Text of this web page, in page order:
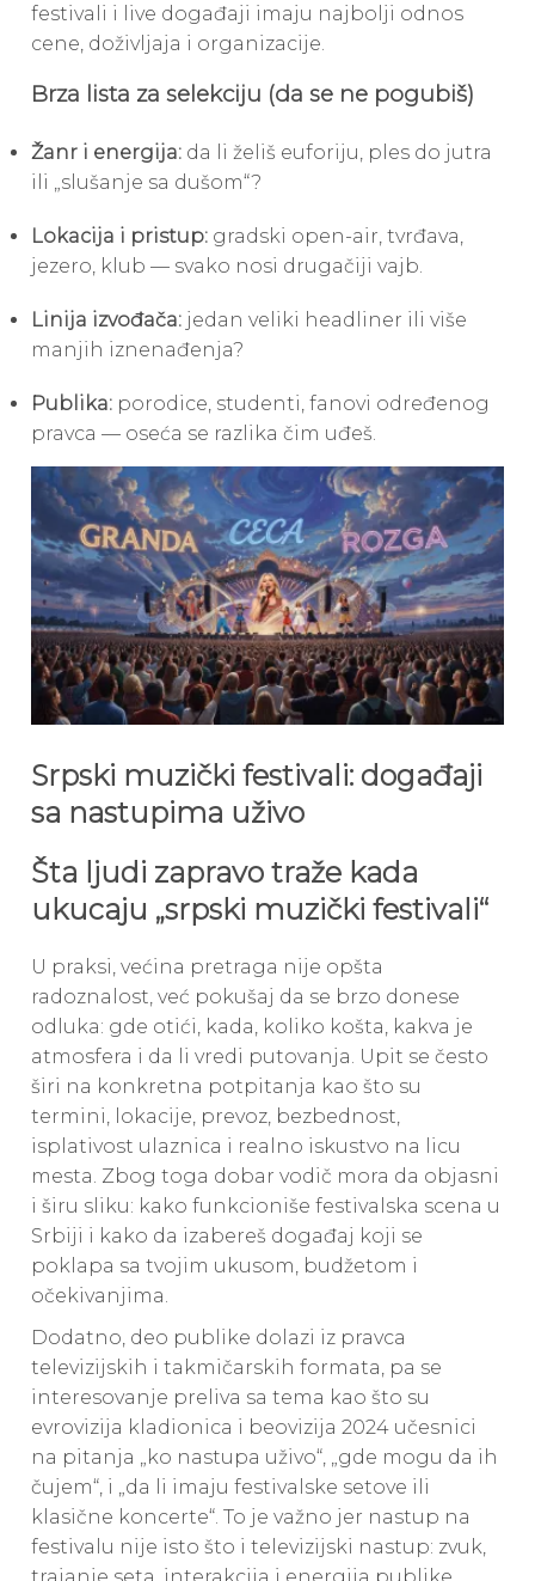
festivali i live događaji imaju najbolji odnos
cene, doživljaja i organizacije.
Brza lista za selekciju (da se ne pogubiš)
Žanr i energija: da li želiš euforiju, ples do jutra
ili „slušanje sa dušom“?
Lokacija i pristup: gradski open-air, tvrđava,
jezero, klub — svako nosi drugačiji vajb.
Linija izvođača: jedan veliki headliner ili više
manjih iznenađenja?
Publika: porodice, studenti, fanovi određenog
pravca — oseća se razlika čim uđeš.
Srpski muzički festivali: događaji
sa nastupima uživo
Šta ljudi zapravo traže kada
ukucaju „srpski muzički festivali“
U praksi, većina pretraga nije opšta
radoznalost, već pokušaj da se brzo donese
odluka: gde otići, kada, koliko košta, kakva je
atmosfera i da li vredi putovanja. Upit se često
širi na konkretna potpitanja kao što su
termini, lokacije, prevoz, bezbednost,
isplativost ulaznica i realno iskustvo na licu
mesta. Zbog toga dobar vodič mora da objasni
i širu sliku: kako funkcioniše festivalska scena u
Srbiji i kako da izabereš događaj koji se
poklapa sa tvojim ukusom, budžetom i
očekivanjima.
Dodatno, deo publike dolazi iz pravca
televizijskih i takmičarskih formata, pa se
interesovanje preliva sa tema kao što su
evrovizija kladionica i beovizija 2024 učesnici
na pitanja „ko nastupa uživo“, „gde mogu da ih
čujem“, i „da li imaju festivalske setove ili
klasične koncerte“. To je važno jer nastup na
festivalu nije isto što i televizijski nastup: zvuk,